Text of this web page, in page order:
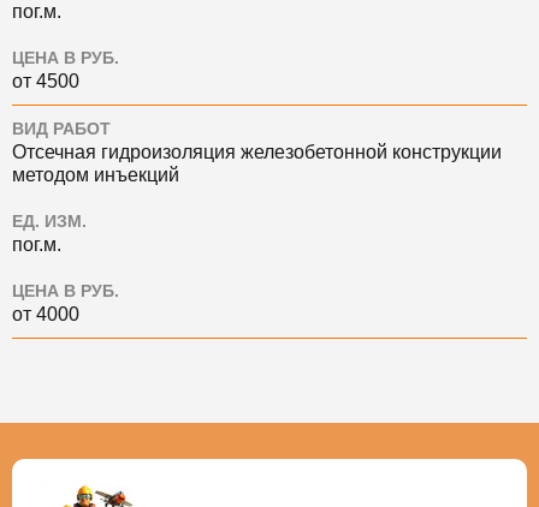
пог.м.
ЦЕНА В РУБ.
от 4500
ВИД РАБОТ
Отсечная гидроизоляция железобетонной конструкции
методом инъекций
ЕД. ИЗМ.
пог.м.
ЦЕНА В РУБ.
от 4000